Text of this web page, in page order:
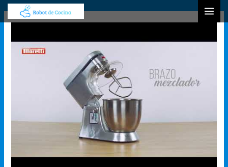
Navegación
deu